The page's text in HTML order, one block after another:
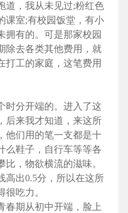
道，我从未见过;粉红色
课室;有校园饭堂，有小
有的。可是那家校园
除去各类其他费用，就
打工的家庭，这笔费用
分开端的。进入了这
后来我才知道，来这所
他们用的笔一支都是十
么鞋子，自行车等等各
，物欲横流的滋味。
高出0.5分，所以在这所
吃力。
期从初中开端，脸上